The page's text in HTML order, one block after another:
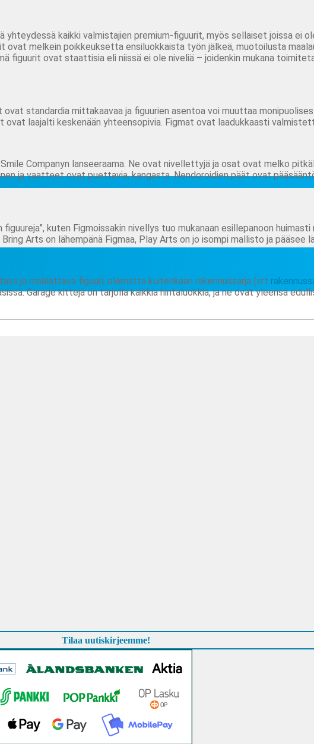
yhteydessä kaikki valmistajien premium-figuurit, myös sellaiset joissa ei
ovat melkein poikkeuksetta ensiluokkaista työn jälkeä, muotoilusta
figuurit ovat staattisia eli niissä ei ole niveliä – joidenkin mukana
standardia mittakaavaa ja figuurien asentoa voi muuttaa
ovat laajalti keskenään yhteensopivia. Figmat ovat laadukkaasti
Companyn lanseeraama. Ne ovat nivellettyjä ja osat ovat melko
ja vaatteet ovat puettavia, kangasta. Nendoroidien päät ovat
kuten Figmoissakin nivellys tuo mukanaan esillepanoon
Arts on lähempänä Figmaa, Play Arts on jo isompi mallisto ja pääsee
ja maalattava figuuri; olematta kuitenkaan rakennussarja (vrt
Garage kittejä on tarjolla kaikkia hintaluokkia, ja ne ovat yleensä
Tilaa uutiskirjeemme!